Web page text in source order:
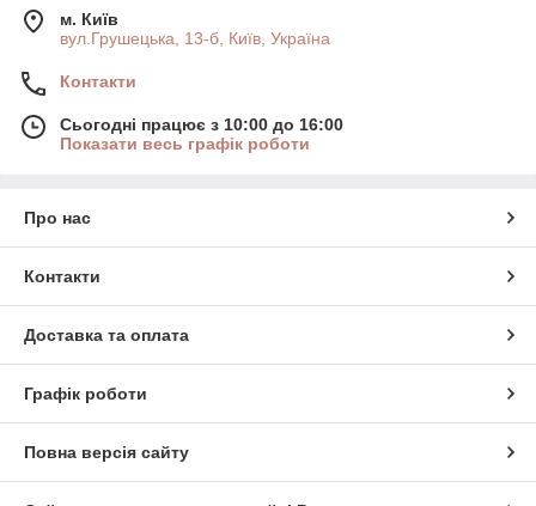
м. Київ
вул.Грушецька, 13-б, Київ, Україна
Контакти
Сьогодні працює з 10:00 до 16:00
Показати весь графік роботи
Про нас
Контакти
Доставка та оплата
Графік роботи
Повна версія сайту